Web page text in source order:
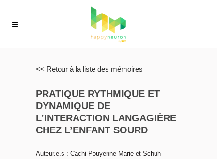
<< Retour à la liste des mémoires
PRATIQUE RYTHMIQUE ET
DYNAMIQUE DE
L’INTERACTION LANGAGIÈRE
CHEZ L’ENFANT SOURD
Auteur.e.s : Cachi-Pouyenne Marie et Schuh